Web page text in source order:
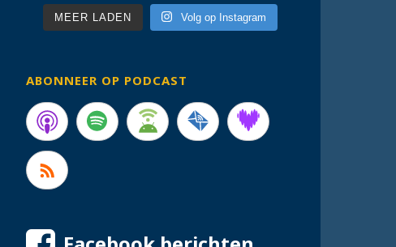
MEER LADEN Volg op Instagram
ABONNEER OP PODCAST